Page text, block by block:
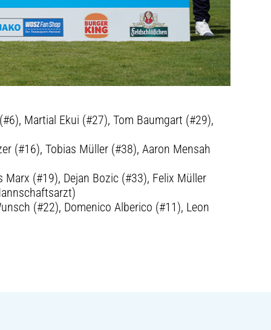
Martial Ekui (#27), Tom Baumgart (#29),
(#16), Tobias Müller (#38), Aaron Mensah
Marx (#19), Dejan Bozic (#33), Felix Müller
(#22), Domenico Alberico (#11), Leon